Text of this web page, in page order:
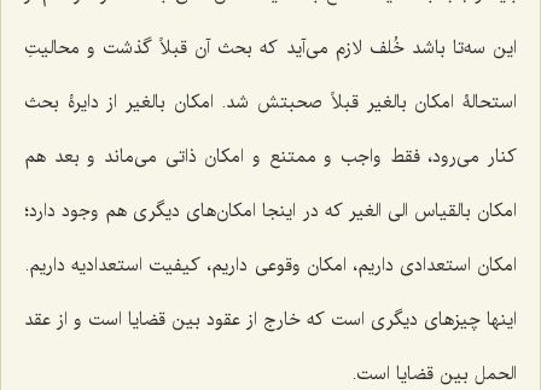
این سه‌تا باشد خُلف لازم مى‌آید که بحث آن قبلاً گذشت و محالیتِ
استحالۀ امکان بالغیر قبلاً صحبتش شد. امکان بالغیر از دایرۀ بحث
کنار مى‌رود، فقط واجب و ممتنع‌ و امکان ذاتى می‌ماند و بعد هم
امکان بالقیاس الى الغیر که در اینجا امکان‌هاى دیگرى هم وجود دارد؛
امکان استعدادى داریم، امکان وقوعى داریم، کیفیت استعدادیه داریم.
اینها چیزهاى دیگرى است که خارج از عقود بین قضایا است و از عقد
الحمل بین قضایا است.